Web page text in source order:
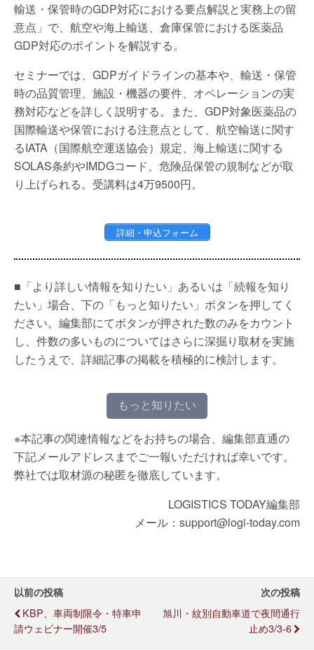
輸送・保管時のGDP対応における要点解説と実務上の留
意点」で、航空や海上輸送、倉庫保管における医薬品
GDP対応のポイントを解説する。
セミナーでは、GDPガイドラインの基本や、輸送・保管
時の品質管理、施設・機器の要件、オペレーションの実
務対応などを詳しく説明する。また、GDP対象医薬品の
国際輸送や保管における注意点として、航空輸送に関す
るIATA（国際航空運送協会）規定、海上輸送に関する
SOLAS条約やIMDGコード、危険品保管の規制などが取
り上げられる。受講料は4万9500円。
詳細・申込フォーム
■「より詳しい情報を知りたい」あるいは「続報を知り
たい」場合、下の「もっと知りたい」ボタンを押してく
ださい。編集部にてボタンが押された数のみをカウント
し、件数の多いものについてはさらに深掘り取材を実施
したうえで、詳細記事の掲載を積極的に検討します。
もっと知りたい
※本記事の関連情報などをお持ちの場合、編集部直通の
下記メールアドレスまでご一報いただければ幸いです。
弊社では取材源の秘匿を徹底しています。
LOGISTICS TODAY編集部
メール：support@logi-today.com
以前の投稿
KBP、車両制限令・特車申
請ウェビナー開催3/5
次の投稿
旭川・紋別自動車道で夜間通行
止め3/3-6